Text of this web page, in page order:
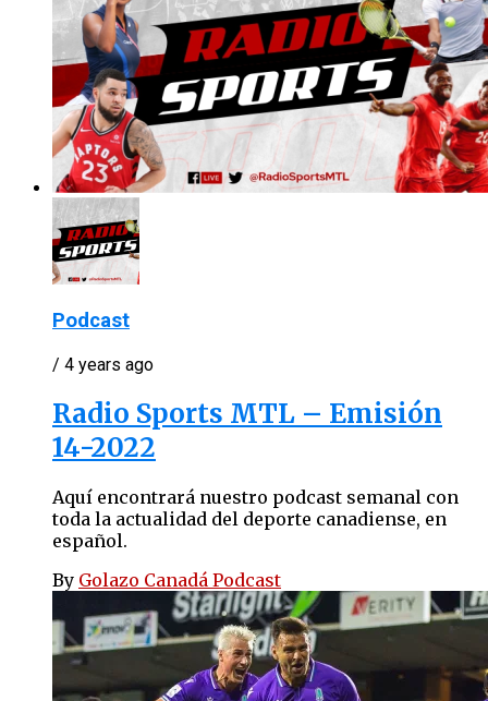
Podcast
/ 4 years ago
Radio Sports MTL – Emisión
14-2022
Aquí encontrará nuestro podcast semanal con
toda la actualidad del deporte canadiense, en
español.
By Golazo Canadá Podcast